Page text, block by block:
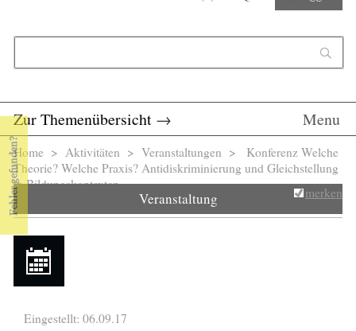
Zur Themenübersicht → Menu
Sie sind hier
Home > Aktivitäten > Veranstaltungen > Konferenz Welche
Theorie? Welche Praxis? Antidiskriminierung und Gleichstellung
in Bildungskontexten
Veranstaltung merken
Eingestellt: 06.09.17